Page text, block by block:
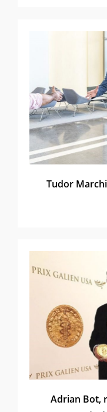
Tudor
Adrian Bot,